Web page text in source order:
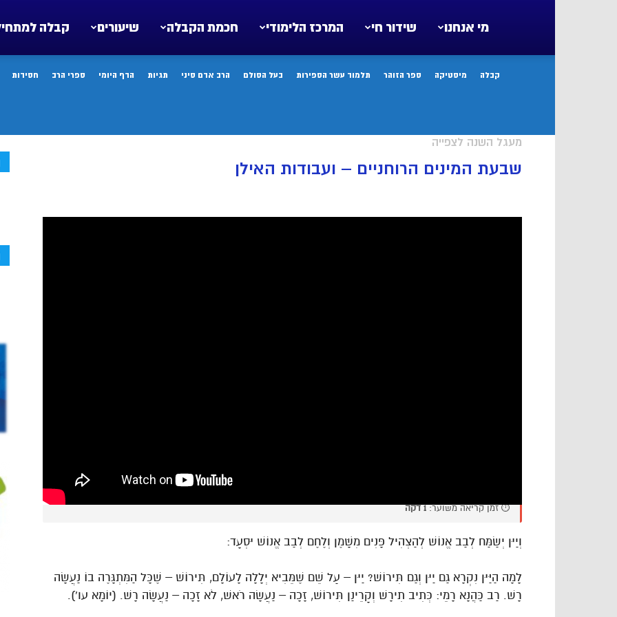
קבלה שיעורים חכמת הקבלה המרכז הלימודי שידור חי מי אנחנו
קבלה מיסטיקה ספר הזוהר תלמוד עשר הספירות בעל הסולם הרב אדם סיני תגיות הדף היומי ספרי הרב חסידות
מעגל השנה לצפייה
שבעת המינים הרוחניים – ועבודות האילן
⏱️ זמן קריאה משוער:1 דקה
וְיַיִן יְשַׂמַּח לְבַב אֱנוֹשׁ לְהַצְהִיל פָּנִים מִשָּׁמֶן וְלֶחֶם לְבַב אֱנוֹשׁ יִסְעָד:
לָמָה הַיַּיִן נִקְרָא גַם יַיִן וְגַם תִּירוֹשׁ? יַיִן – עַל שֵׁם שֶׁמֵּבִיא יְלָלָה לָעוֹלָם, תִּירוֹשׁ – שֶׁכָּל הַמִּתְגָּרֶה בוֹ נַעֲשָׂה
רָשׁ. רַב כַּהֲנָא רָמֵי: כְּתִיב תִירָשׁ וְקָרֵינַן תִּירוֹשׁ, זָכָה – נַעֲשָׂה רֹאשׁ, לֹא זָכָה – נַעֲשָׂה רָשׁ. (יוֹמָא עו’).